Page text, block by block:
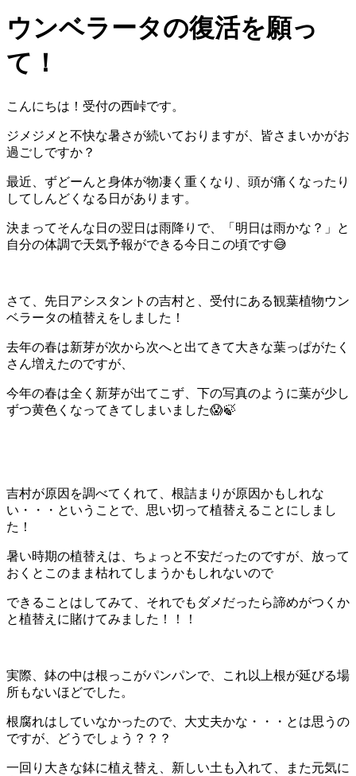
ウンベラータの復活を願っ
て！
こんにちは！受付の西峠です。
ジメジメと不快な暑さが続いておりますが、皆さまいかがお
過ごしですか？
最近、ずどーんと身体が物凄く重くなり、頭が痛くなったり
してしんどくなる日があります。
決まってそんな日の翌日は雨降りで、「明日は雨かな？」と
自分の体調で天気予報ができる今日この頃です😅
さて、先日アシスタントの吉村と、受付にある観葉植物ウン
ベラータの植替えをしました！
去年の春は新芽が次から次へと出てきて大きな葉っぱがたく
さん増えたのですが、
今年の春は全く新芽が出てこず、下の写真のように葉が少し
ずつ黄色くなってきてしまいました😱🍃
吉村が原因を調べてくれて、根詰まりが原因かもしれな
い・・・ということで、思い切って植替えることにしまし
た！
暑い時期の植替えは、ちょっと不安だったのですが、放って
おくとこのまま枯れてしまうかもしれないので
できることはしてみて、それでもダメだったら諦めがつくか
と植替えに賭けてみました！！！
実際、鉢の中は根っこがパンパンで、これ以上根が延びる場
所もないほどでした。
根腐れはしていなかったので、大丈夫かな・・・とは思うの
ですが、どうでしょう？？？
一回り大きな鉢に植え替え、新しい土も入れて、また元気に